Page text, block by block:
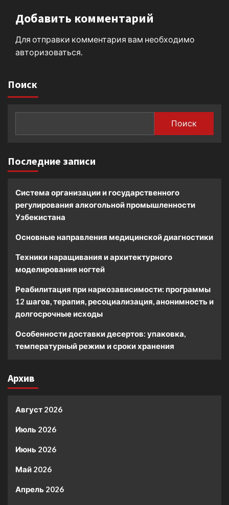
Добавить комментарий
Для отправки комментария вам необходимо
авторизоваться
Поиск
Поиск
Последние записи
Система организации и государственного
регулирования алкогольной промышленности
Узбекистана
Основные направления медицинской диагностики
Техники наращивания и архитектурного
моделирования ногтей
Реабилитация при наркозависимости: программы
12 шагов, терапия, ресоциализация, анонимность и
долгосрочные исходы
Особенности доставки десертов: упаковка,
температурный режим и сроки хранения
Архив
Август 2026
Июль 2026
Июнь 2026
Май 2026
Апрель 2026